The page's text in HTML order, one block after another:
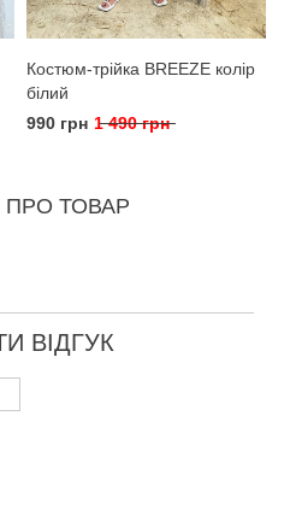
Костюм-трійка BREEZE колір
білий
990 грн 1 490 грн
ПРО ТОВАР
ВІДГУК